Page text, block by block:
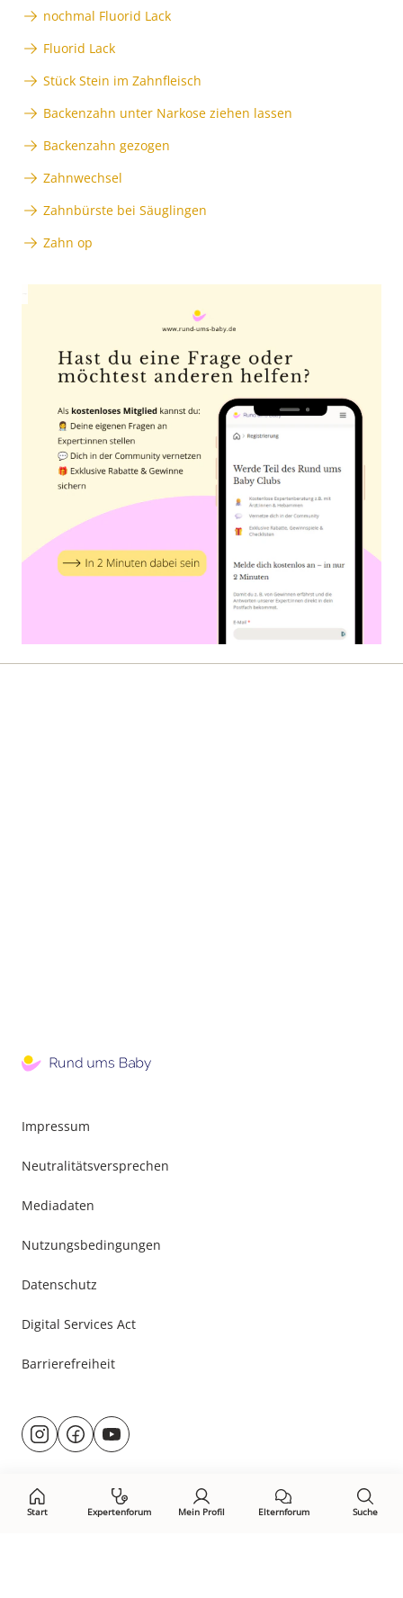
Start Expertenforum Mein Profil Elternforum Suche
nochmal Fluorid Lack
Fluorid Lack
Stück Stein im Zahnfleisch
Backenzahn unter Narkose ziehen lassen
Backenzahn gezogen
Zahnwechsel
Zahnbürste bei Säuglingen
Zahn op
Impressum
Neutralitätsversprechen
Mediadaten
Nutzungsbedingungen
Datenschutz
Digital Services Act
Barrierefreiheit
Besuche
uns@rund.ums.baby
facebook.com/rundumsbaby.de
youtube.com/@rundumsbaby_